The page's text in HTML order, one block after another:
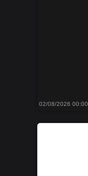
02/08/2026 00:00